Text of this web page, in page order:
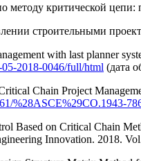
критической
строительными
with last planner
2018-0046/full/html (дата
Chain Project
%28ASCE%29CO.1943-
Based on Critical Chain
Innovation. 2018.